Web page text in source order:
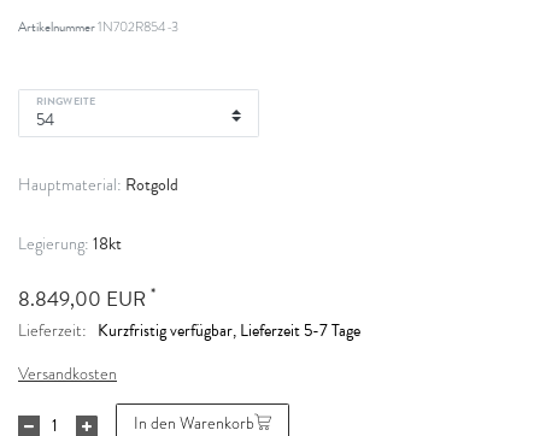
Artikelnummer1N702R854-3
RINGWEITE
Hauptmaterial: Rotgold
Legierung: 18kt
8.849,00 EUR *
Lieferzeit: Kurzfristig verfügbar, Lieferzeit 5-7 Tage
Versandkosten
In den Warenkorb